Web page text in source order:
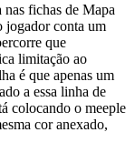
fichas de Mapa
jogador conta um
que
limitação ao
é que apenas um
a essa linha de
colocando o meeple
cor anexado,